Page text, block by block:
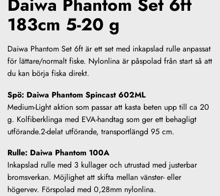
183cm 5-20 g
Daiwa Phantom Set 6ft är ett set med inkapslad rulle anpassat
för lättare/normalt fiske. Nylonlina är påspolad från start så att
du kan börja fiska direkt.
Spö: Daiwa Phantom Spincast 602ML
Medium-Light aktion som passar att kasta beten upp till ca 20
g. Kolfiberklinga med EVA-handtag som ger ett behagligt
utförande.2-delat utförande, transportlängd 95 cm.
Rulle: Daiwa Phantom 100A
Inkapslad rulle med 3 kullager och utrustad med justerbar
bromsverkan. Möjlighet att skifta mellan vänster- eller
högervev. Förspolad med 0,28mm nylonlina.